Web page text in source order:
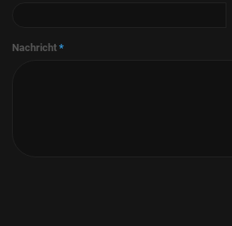
Nachricht *